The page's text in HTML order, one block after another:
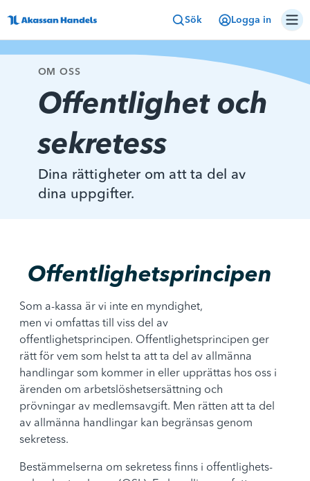
Sök Logga in
OM OSS
Offentlighet och
sekretess
Dina rättigheter om att ta del av
dina uppgifter.
Offentlighetsprincipen
Som a-kassa är vi inte en myndighet,
men vi omfattas till viss del av
offentlighetsprincipen. Offentlighetsprincipen ger
rätt för vem som helst ta att ta del av allmänna
handlingar som kommer in eller upprättas hos oss i
ärenden om arbetslöshetsersättning och
prövningar av medlemsavgift. Men rätten att ta del
av allmänna handlingar kan begränsas genom
sekretess.
Bestämmelserna om sekretess finns i offentlighets-